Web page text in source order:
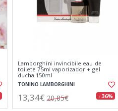
Lamborghini invincibile eau de
toilete 75ml vaporizador + gel
ducha 150ml
TONINO LAMBORGHINI
13,34€ 20,85€ - 36%